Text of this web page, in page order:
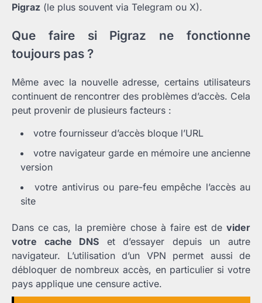
Pigraz (le plus souvent via Telegram ou X).
Que faire si Pigraz ne fonctionne
toujours pas ?
Même avec la nouvelle adresse, certains utilisateurs
continuent de rencontrer des problèmes d’accès. Cela
peut provenir de plusieurs facteurs :
votre fournisseur d’accès bloque l’URL
votre navigateur garde en mémoire une ancienne
version
votre antivirus ou pare-feu empêche l’accès au
site
Dans ce cas, la première chose à faire est de vider
votre cache DNS et d’essayer depuis un autre
navigateur. L’utilisation d’un VPN permet aussi de
débloquer de nombreux accès, en particulier si votre
pays applique une censure active.